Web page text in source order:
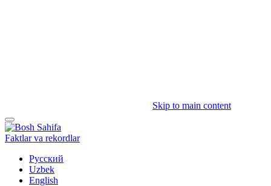
Skip to main content
Faktlar va rekordlar
Русский
Uzbek
English